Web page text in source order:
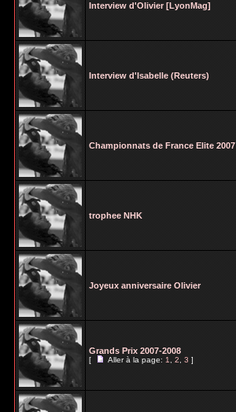
Interview d'Olivier [LyonMag]
Interview d'Isabelle (Reuters)
Championnats de France Elite 2007
trophee NHK
Joyeux anniversaire Olivier
Grands Prix 2007-2008
[ Aller à la page:1,2,3]